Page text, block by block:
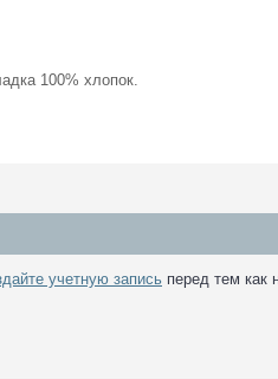
100% хлопок.
учетную запись перед тем как